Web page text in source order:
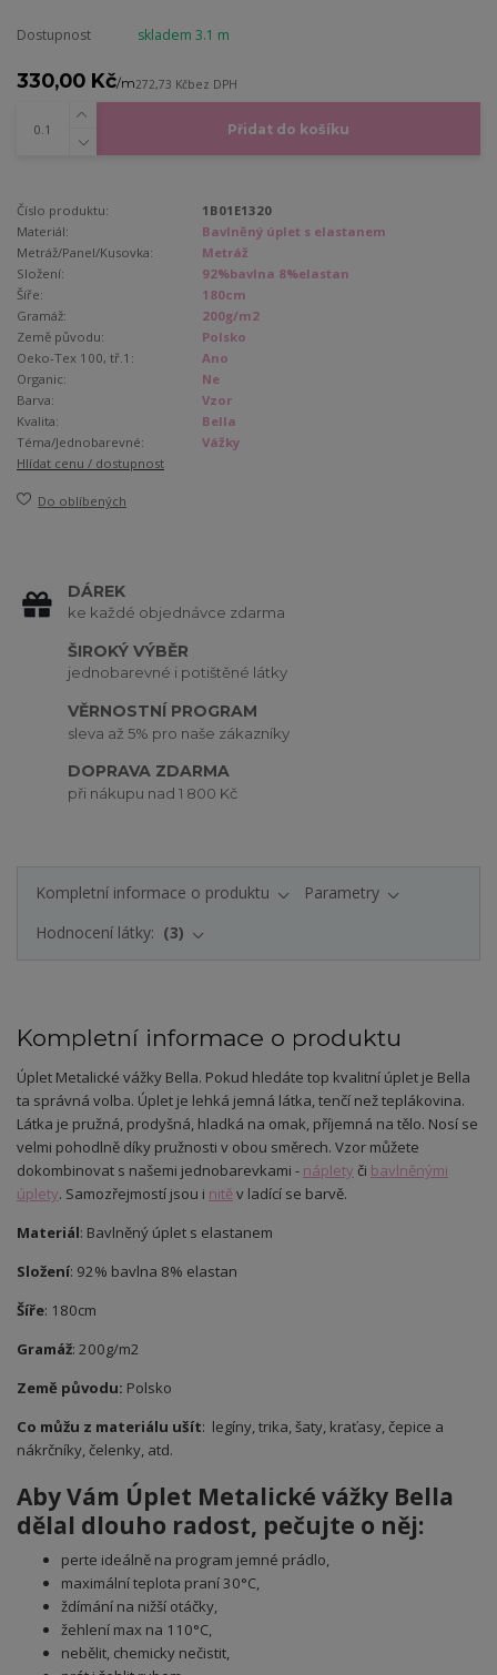
Dostupnost skladem 3.1 m
330,00 Kč/m272,73 Kčbez DPH
Přidat do košíku
Číslo produktu:
1B01E1320
Materiál:
Bavlněný úplet s elastanem
Metráž/Panel/Kusovka:
Metráž
Složení:
92%bavlna 8%elastan
Šíře:
180cm
Gramáž:
200g/m2
Země původu:
Polsko
Oeko-Tex 100, tř.1:
Ano
Organic:
Ne
Barva:
Vzor
Kvalita:
Bella
Téma/Jednobarevné:
Vážky
Hlídat cenu / dostupnost
Do oblíbených
DÁREK
ke každé objednávce zdarma
ŠIROKÝ VÝBĚR
jednobarevné i potištěné látky
VĚRNOSTNÍ PROGRAM
sleva až 5% pro naše zákazníky
DOPRAVA ZDARMA
při nákupu nad 1 800 Kč
Kompletní informace o produktu
Parametry
Hodnocení látky:
3
Kompletní informace o produktu
Úplet Metalické vážky Bella. Pokud hledáte top kvalitní úplet je Bella
ta správná volba. Úplet je lehká jemná látka, tenčí než teplákovina.
Látka je pružná, prodyšná, hladká na omak, příjemná na tělo. Nosí se
velmi pohodlně díky pružnosti v obou směrech. Vzor můžete
dokombinovat s našemi jednobarevkami - náplety či bavlněnými
úplety. Samozřejmostí jsou i nitěv ladící se barvě.
Materiál: Bavlněný úplet s elastanem
Složení: 92% bavlna 8% elastan
Šíře: 180cm
Gramáž: 200g/m2
Země původu: Polsko
Co můžu z materiálu ušít: legíny, trika, šaty, kraťasy, čepice a
nákrčníky, čelenky, atd.
Aby Vám Úplet Metalické vážky Bella
dělal dlouho radost, pečujte o něj:
perte ideálně na program jemné prádlo,
maximální teplota praní 30°C,
ždímání na nižší otáčky,
žehlení max na 110°C,
nebělit, chemicky nečistit,